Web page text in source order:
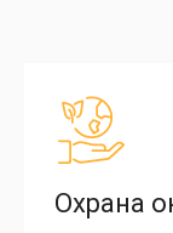
Охрана